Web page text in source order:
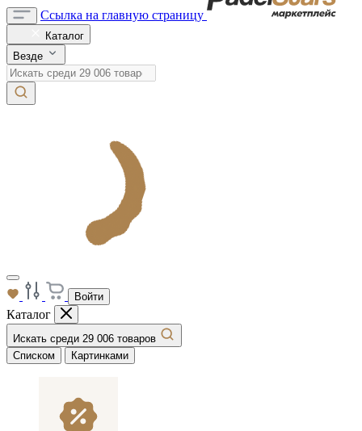
Ссылка на главную страницу
Каталог
Везде
Войти
Каталог
Искать среди 29 006 товаров
Списком
Картинками